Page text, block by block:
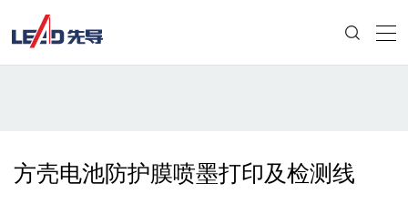
方壳电池防护膜喷墨打印及检测线